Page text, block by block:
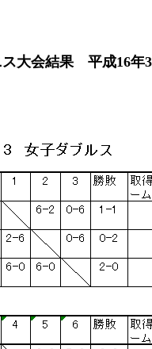
大会結果 平成16年